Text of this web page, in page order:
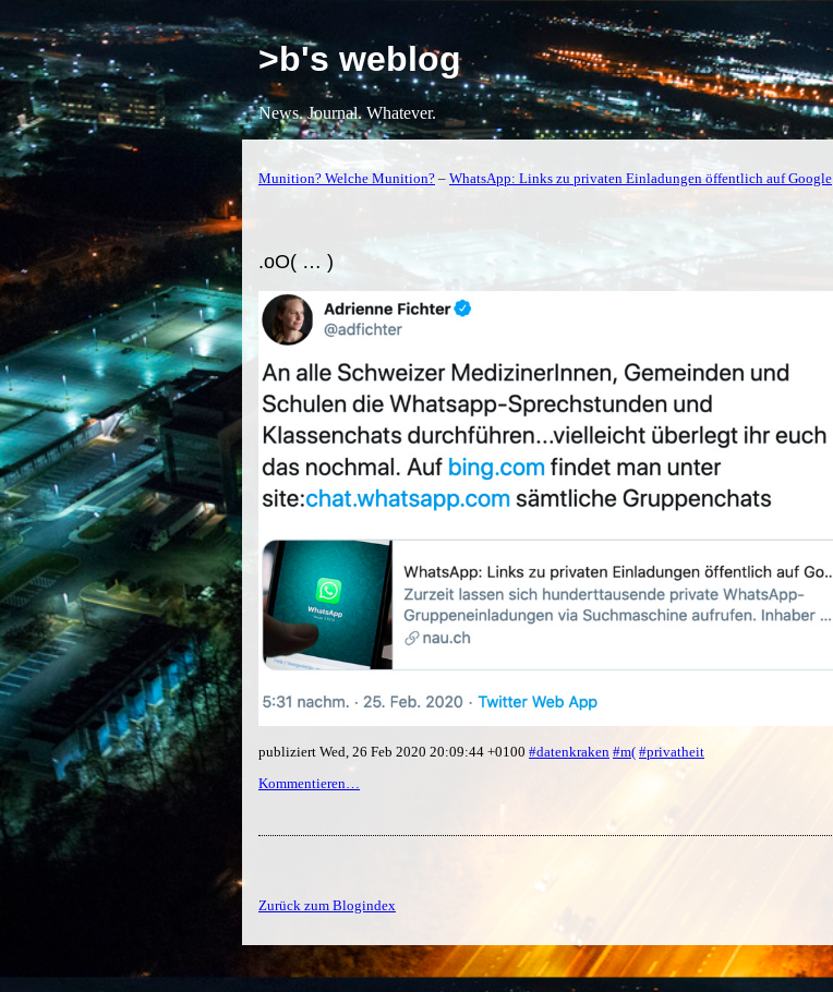
>b's weblog
News. Journal. Whatever.
Munition? Welche Munition? – WhatsApp: Links zu privaten Einladungen öffentlich auf Google
.oO( … )
publiziert Wed, 26 Feb 2020 20:09:44 +0100 #datenkraken #m( #privatheit
Kommentieren…
Zurück zum Blogindex